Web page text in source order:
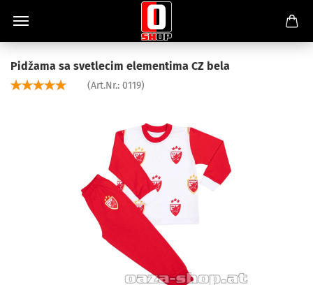
Pidžama sa svetlecim elementima CZ bela
(Art.Nr.: 0119)